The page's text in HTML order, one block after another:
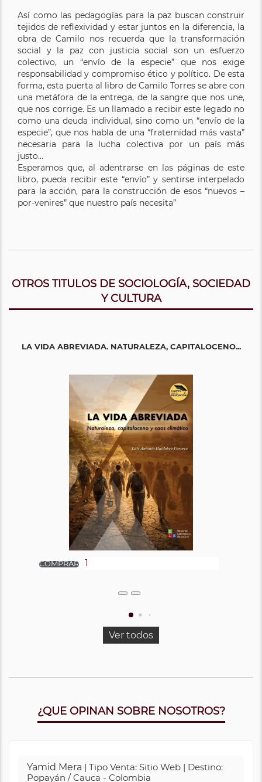
Así como las pedagogías para la paz buscan construir
tejidos de reflexividad y estar juntos en la diferencia, la
obra de Camilo nos recuerda que la transformación
social y la paz con justicia social son un esfuerzo
colectivo, un “envío de la especie” que nos exige
responsabilidad y compromiso ético y político. De esta
forma, esta puerta al libro de Camilo Torres se abre con
una metáfora de la entrega, de la sangre que nos une,
que nos corrige. Es un llamado a recibir este legado no
como una deuda individual, sino como un “envío de la
especie”, que nos habla de una “fraternidad más vasta”
necesaria para la lucha colectiva por un país más
justo…
Esperamos que, al adentrarse en las páginas de este
libro, pueda recibir este “envío” y sentirse interpelado
para la acción, para la construcción de esos “nuevos –
por-venires” que nuestro país necesita”
OTROS TITULOS DE SOCIOLOGÍA, SOCIEDAD
Y CULTURA
LA VIDA ABREVIADA. NATURALEZA, CAPITALOCENO...
Ver todos
¿QUE OPINAN SOBRE NOSOTROS?
Yamid Mera | Tipo Venta: Sitio Web | Destino:
Popayán / Cauca - Colombia